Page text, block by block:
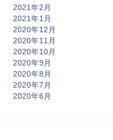
2021年2月
2021年1月
2020年12月
2020年11月
2020年10月
2020年9月
2020年8月
2020年7月
2020年6月